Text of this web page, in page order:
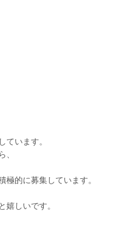
ています。
、
的に募集しています。
しいです。